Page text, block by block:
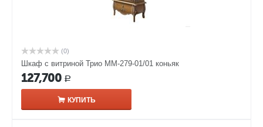
(0)
Шкаф с витриной Трио ММ-279-01/01 коньяк
127,700 Р
КУПИТЬ